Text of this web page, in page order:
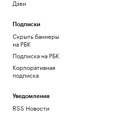
Дзен
Подписки
Скрыть баннеры
на РБК
Подписка на РБК
Корпоративная
подписка
Уведомления
RSS Новости